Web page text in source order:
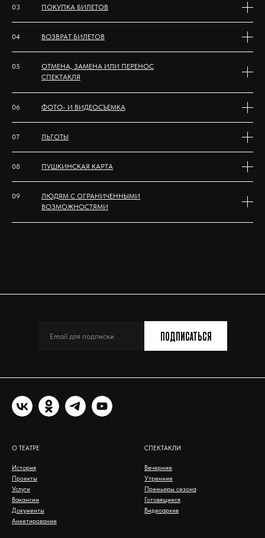
ПОКУПКА БИЛЕТОВ
03
ВОЗВРАТ БИЛЕТОВ
04
ОТМЕНА, ЗАМЕНА ИЛИ ПЕРЕНОС
СПЕКТАКЛЯ
05
ФОТО- И ВИДЕОСЪЕМКА
06
ЛЬГОТЫ
07
ПУШКИНСКАЯ КАРТА
08
ЛЮДЯМ С ОГРАНИЧЕННЫМИ
ВОЗМОЖНОСТЯМИ
09
ПОДПИСАТЬСЯ
Анкетирование
Документы
Вакансии
Услуги
Проекты
История
О ТЕАТРЕ
Видеоархив
Готовящиеся
Премьеры сезона
Утренние
Вечерние
СПЕКТАКЛИ